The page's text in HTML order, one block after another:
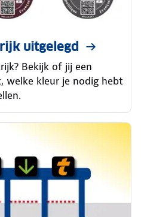
uitgelegd
Bekijk of jij een
welke kleur je nodig hebt